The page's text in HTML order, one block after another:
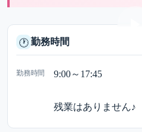
🕐 勤務時間
勤務時間 9:00～17:45
残業はありません♪